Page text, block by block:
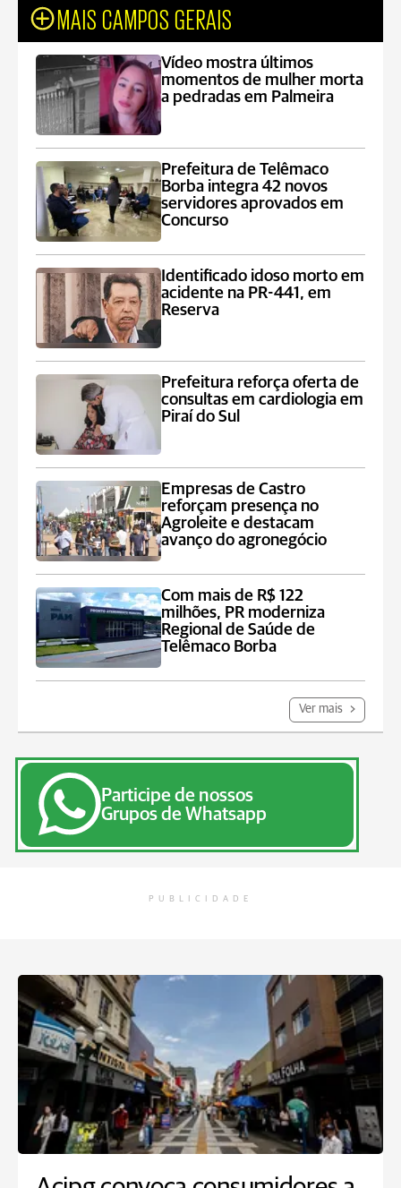
MAIS CAMPOS GERAIS
Vídeo mostra últimos
momentos de mulher morta
a pedradas em Palmeira
Prefeitura de Telêmaco
Borba integra 42 novos
servidores aprovados em
Concurso
Identificado idoso morto em
acidente na PR-441, em
Reserva
Prefeitura reforça oferta de
consultas em cardiologia em
Piraí do Sul
Empresas de Castro
reforçam presença no
Agroleite e destacam
avanço do agronegócio
Com mais de R$ 122
milhões, PR moderniza
Regional de Saúde de
Telêmaco Borba
Ver mais
Participe de nossos
Grupos de Whatsapp
PUBLICIDADE